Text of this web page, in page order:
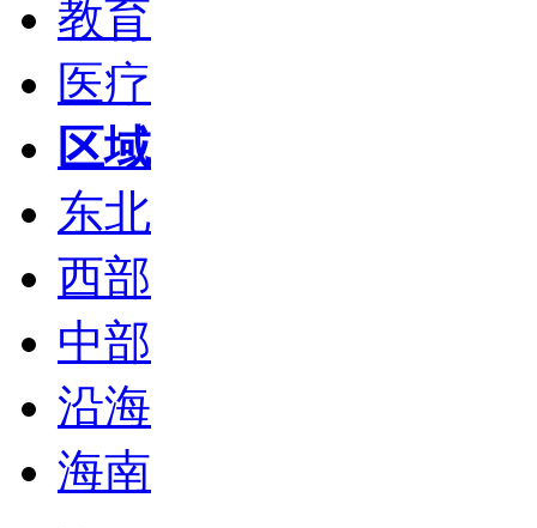
教育
医疗
区域
东北
西部
中部
沿海
海南